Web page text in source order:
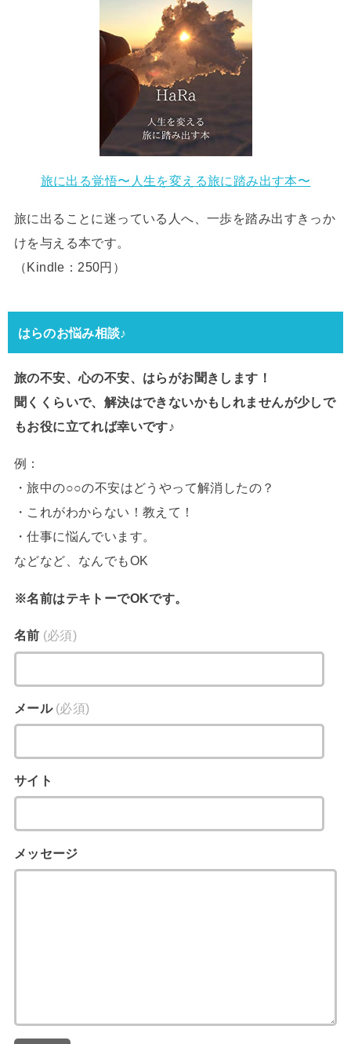
旅に出る覚悟〜人生を変える旅に踏み出す本〜
旅に出ることに迷っている人へ、一歩を踏み出すきっか
けを与える本です。
（Kindle：250円）
はらのお悩み相談♪
旅の不安、心の不安、はらがお聞きします！
聞くくらいで、解決はできないかもしれませんが少しで
もお役に立てれば幸いです♪
例：
・旅中の○○の不安はどうやって解消したの？
・これがわからない！教えて！
・仕事に悩んでいます。
などなど、なんでもOK
※名前はテキトーでOKです。
名前 (必須)
メール (必須)
サイト
メッセージ